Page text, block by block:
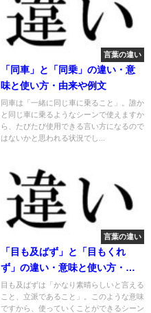
言葉の違い
「同車」と「同乗」の違い・意
味と使い方・由来や例文
同車は「一緒に同じ車に乗ること」。誰か
と同じ車に乗るようなシーンで使えますか
ら、たびたび使用できる言い方になるので
はないかと思われる状況でし...
言葉の違い
「目も及ばず」と「目もくれ
ず」の違い・意味と使い方・由
来や例文
目も及ばずは「かなり素晴らしいと言える
こと、立派であること」。このような意味
ですから、使っていくことができるシーン